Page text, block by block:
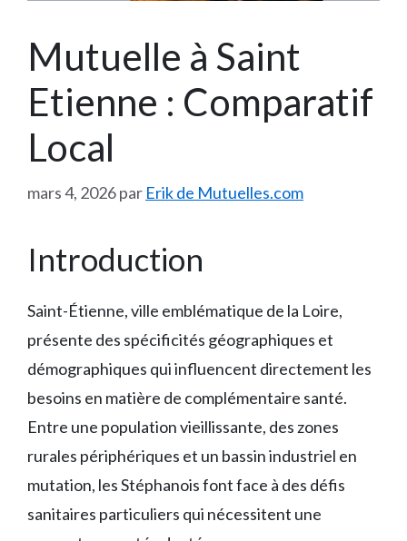
Mutuelle à Saint
Etienne : Comparatif
Local
mars 4, 2026par Erik de Mutuelles.com
Introduction
Saint-Étienne, ville emblématique de la Loire,
présente des spécificités géographiques et
démographiques qui influencent directement les
besoins en matière de complémentaire santé.
Entre une population vieillissante, des zones
rurales périphériques et un bassin industriel en
mutation, les Stéphanois font face à des défis
sanitaires particuliers qui nécessitent une